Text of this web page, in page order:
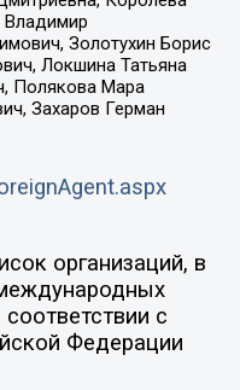
Владимир
Золотухин Борис
Локшина Татьяна
Полякова Мара
Захаров Герман
организаций, в
с
Федерации